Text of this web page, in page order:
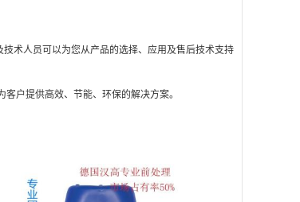
术人员可以为您从产品的选择、应用及售后技术支持
户提供高效、节能、环保的解决方案。